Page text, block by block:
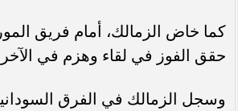
كما خاض الزمالك، أمام فريق
حقق الفوز في لقاء وهزم في